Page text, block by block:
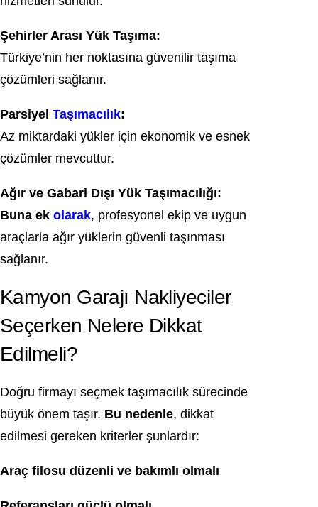
Şehirler Arası Yük Taşıma:
Türkiye’nin her noktasına güvenilir taşıma
çözümleri sağlanır.
Parsiyel Taşımacılık:
Az miktardaki yükler için ekonomik ve esnek
çözümler mevcuttur.
Ağır ve Gabari Dışı Yük Taşımacılığı:
Buna ek olarak, profesyonel ekip ve uygun
araçlarla ağır yüklerin güvenli taşınması
sağlanır.
Kamyon Garajı Nakliyeciler
Seçerken Nelere Dikkat
Edilmeli?
Doğru firmayı seçmek taşımacılık sürecinde
büyük önem taşır. Bu nedenle, dikkat
edilmesi gereken kriterler şunlardır:
Araç filosu düzenli ve bakımlı olmalı